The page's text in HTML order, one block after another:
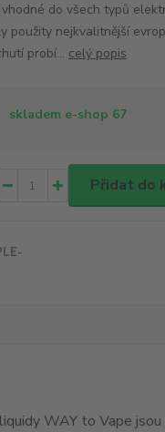
do všech typů
použity nejkvalitnější
probí... celý popis
skladem e-shop 67
Přidat do
WAY to Vape